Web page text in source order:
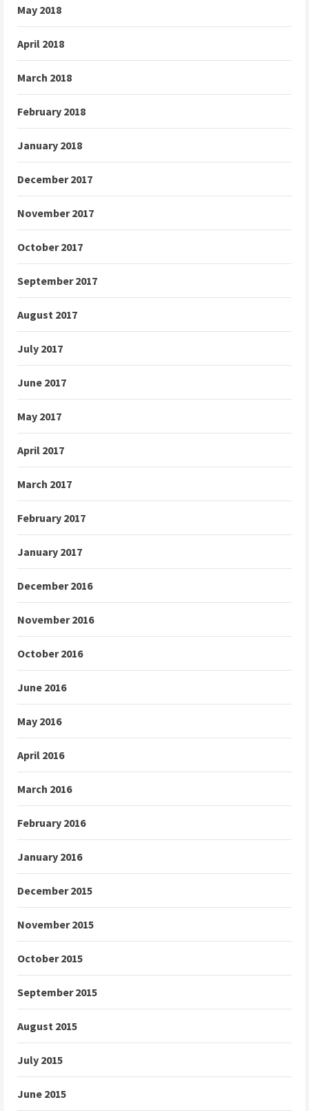
May 2018
April 2018
March 2018
February 2018
January 2018
December 2017
November 2017
October 2017
September 2017
August 2017
July 2017
June 2017
May 2017
April 2017
March 2017
February 2017
January 2017
December 2016
November 2016
October 2016
June 2016
May 2016
April 2016
March 2016
February 2016
January 2016
December 2015
November 2015
October 2015
September 2015
August 2015
July 2015
June 2015